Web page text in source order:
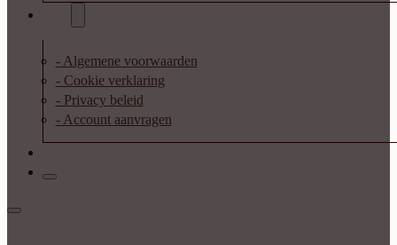
- Algemene voorwaarden
- Cookie verklaring
- Privacy beleid
- Account aanvragen